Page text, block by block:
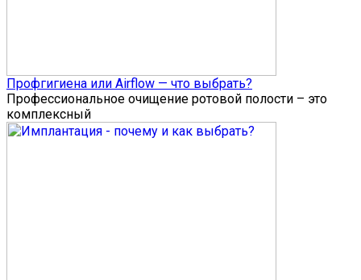
Профгигиена или Airflow — что выбрать?
Профессиональное очищение ротовой полости – это
комплексный